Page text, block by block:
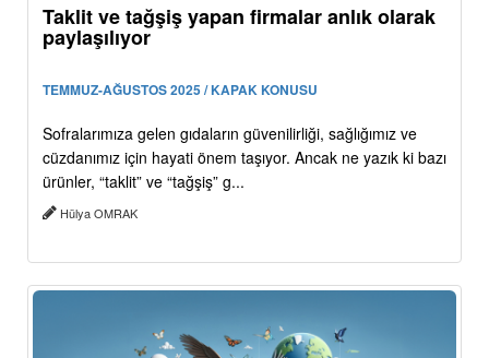
Taklit ve tağşiş yapan firmalar anlık olarak
paylaşılıyor
TEMMUZ-AĞUSTOS 2025 / KAPAK KONUSU
Sofralarımıza gelen gıdaların güvenilirliği, sağlığımız ve
cüzdanımız için hayati önem taşıyor. Ancak ne yazık ki bazı
ürünler, “taklit” ve “tağşiş” g...
Hülya OMRAK